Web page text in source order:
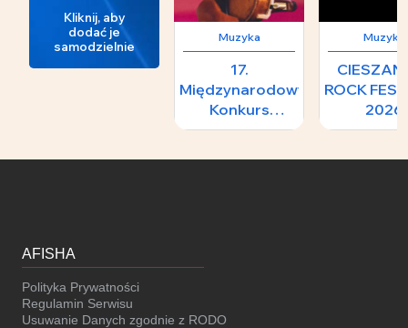
Kliknij, aby
dodać je
samodzielnie
Muzyka
17.
Międzynarodowy
Konkurs
Skrzypcowy im.
Muzyka
ROCK
2026
AFISHA
Polityka Prywatności
Regulamin Serwisu
Usuwanie Danych zgodnie z RODO